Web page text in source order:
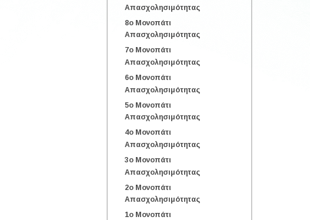
Απασχολησιμότητας
8o Μονοπάτι
Απασχολησιμότητας
7o Μονοπάτι
Απασχολησιμότητας
6o Μονοπάτι
Απασχολησιμότητας
5o Μονοπάτι
Απασχολησιμότητας
4o Μονοπάτι
Απασχολησιμότητας
3o Μονοπάτι
Απασχολησιμότητας
2o Μονοπάτι
Απασχολησιμότητας
1o Μονοπάτι